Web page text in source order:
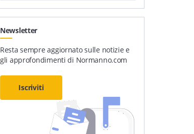
Newsletter
Resta sempre aggiornato sulle notizie e
gli approfondimenti di Normanno.com
Iscriviti